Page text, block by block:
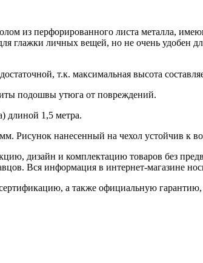
из перфорированного листа металла,
глажки личных вещей, но не очень удобен
т.к. максимальная высота
подошвы утюга от повреждений.
длиной 1,5 метра.
Рисунок нанесенный на чехол устойчив к
дизайн и комплектацию товаров без
Вся информация в интернет-магазине
а также официальную